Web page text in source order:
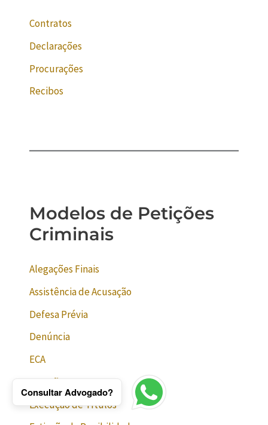
Contratos
Declarações
Procurações
Recibos
Modelos de Petições
Criminais
Alegações Finais
Assistência de Acusação
Defesa Prévia
Denúncia
ECA
Exceção
Execução de Títulos
Consultar Advogado?